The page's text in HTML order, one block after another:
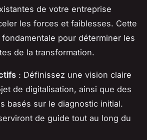
de votre entreprise
les forces et faiblesses. Cette
pour déterminer les
de la transformation.
: Définissez une vision claire
de digitalisation, ainsi que des
basés sur le diagnostic initial.
de guide tout au long du